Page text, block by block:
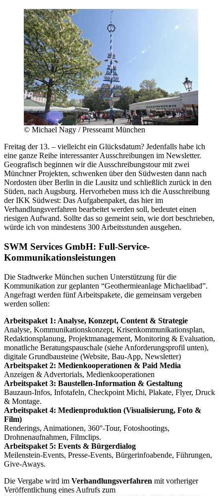
© Michael Nagy / Presseamt München
Freitag der 13. – vielleicht ein Glücksdatum? Jedenfalls habe ich
eine ganze Reihe interessanter Ausschreibungen im Newsletter.
Geografisch beginnen wir die Ausschreibungstour mit zwei
Münchner Projekten, schwenken über den Südwesten dann nach
Nordosten über Berlin in die Lausitz und schließlich zurück in den
Süden, nach Augsburg. Hervorheben muss ich die Ausschreibung
der IKK Südwest: Das Aufgabenpaket, das hier im
Verhandlungsverfahren bearbeitet werden soll, bedeutet einen
riesigen Aufwand. Sollte das so gemeint sein, wie dort beschrieben,
würde ich von mindestens 300 Arbeitsstunden ausgehen.
SWM Services GmbH: Full-Service-
Kommunikationsleistungen
Die Stadtwerke München suchen Unterstützung für die
Kommunikation zur geplanten “Geothermieanlage Michaelibad”.
Angefragt werden fünf Arbeitspakete, die gemeinsam vergeben
werden sollen:
Arbeitspaket 1: Analyse, Konzept, Content & Strategie
Analyse, Kommunikationskonzept, Krisenkommunikationsplan,
Redaktionsplanung, Projektmanagement, Monitoring & Evaluation,
monatliche Beratungspauschale (siehe Anforderungsprofil unten),
digitale Grundbausteine (Website, Bau-App, Newsletter)
Arbeitspaket 2: Medienkooperationen & Paid Media
Anzeigen & Advertorials, Medienkooperationen
Arbeitspaket 3: Baustellen-Information & Gestaltung
Bauzaun-Infos, Infotafeln, Checkpoint Michi, Plakate, Flyer, Druck
& Montage.
Arbeitspaket 4: Medienproduktion (Visualisierung, Foto &
Film)
Renderings, Animationen, 360°-Tour, Fotoshootings,
Drohnenaufnahmen, Filmclips.
Arbeitspaket 5: Events & Bürgerdialog
Meilenstein-Events, Presse-Events, Bürgerinfoabende, Führungen,
Give-Aways.
Die Vergabe wird im Verhandlungsverfahren mit vorheriger
Veröffentlichung eines Aufrufs zum